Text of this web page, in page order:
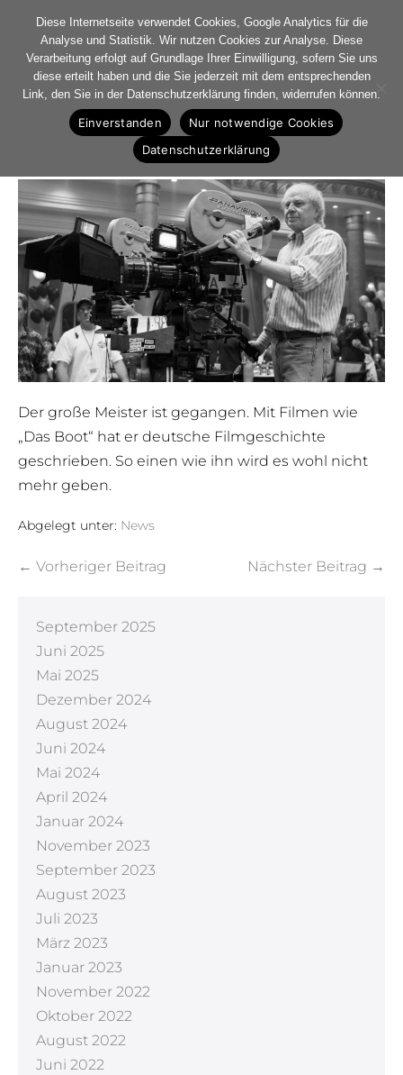
R.I.P. Wolfgang
12. August 2022
Der große Meister ist gegangen. Mit Filmen wie
„Das Boot“ hat er deutsche Filmgeschichte
geschrieben. So einen wie ihn wird es wohl nicht
mehr geben.
Abgelegt unter: News
← Vorheriger Beitrag Nächster Beitrag →
September 2025
Juni 2025
Mai 2025
Dezember 2024
August 2024
Juni 2024
Mai 2024
April 2024
Januar 2024
November 2023
September 2023
August 2023
Juli 2023
März 2023
Januar 2023
November 2022
Oktober 2022
August 2022
Juni 2022
Diese Internetseite verwendet Cookies, Google Analytics für die
Analyse und Statistik. Wir nutzen Cookies zur Analyse. Diese
Verarbeitung erfolgt auf Grundlage Ihrer Einwilligung, sofern Sie uns
diese erteilt haben und die Sie jederzeit mit dem entsprechenden
Link, den Sie in der Datenschutzerklärung finden, widerrufen können.
Einverstanden
Nur notwendige Cookies
Datenschutzerklärung